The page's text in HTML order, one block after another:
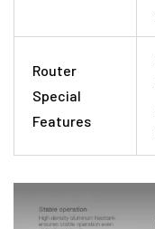
Router
Special
Features